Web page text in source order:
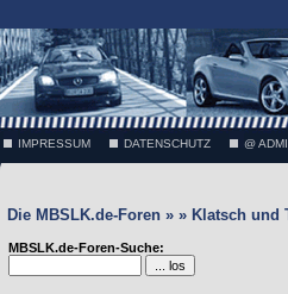
IMPRESSUM DATENSCHUTZ @
Die MBSLK.de-Foren » » Klatsch und
MBSLK.de-Foren-Suche: